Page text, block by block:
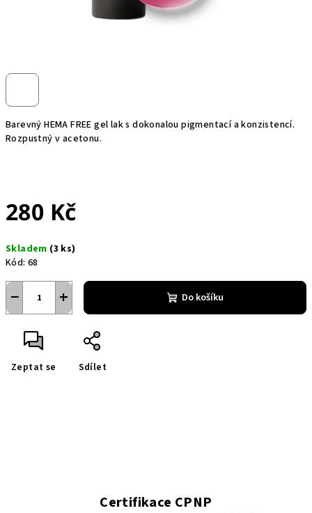
Barevný HEMA FREE gel lak s dokonalou pigmentací a konzistencí.
Rozpustný v acetonu.
280 Kč
cena:
Skladem (3 ks)
Kód: 68
+
− Do košíku
Zeptat se Sdílet
Certifikace CPNP